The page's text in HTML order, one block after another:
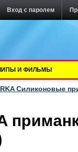
Вход с паролем
И ФИЛЬМЫ
Силиконовые